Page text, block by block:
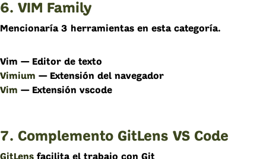
6. VIM Family
Mencionaría 3 herramientas en esta categoría.
Vim — Editor de texto
Vimium — Extensión del navegador
Vim — Extensión vscode
7. Complemento GitLens VS Code
GitLens facilita el trabajo con Git